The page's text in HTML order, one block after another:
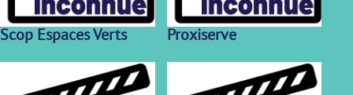
Scop Espaces Verts Proxiserve